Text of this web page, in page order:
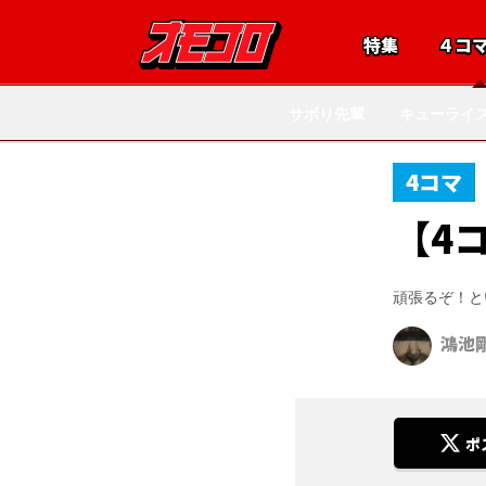
特集 ４コ
4コマ
【4
頑張るぞ！
鴻池
ポ